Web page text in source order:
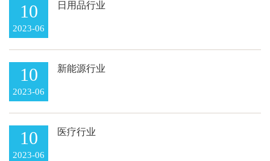
10
2023-06
日用品行业
10
2023-06
新能源行业
10
2023-06
医疗行业